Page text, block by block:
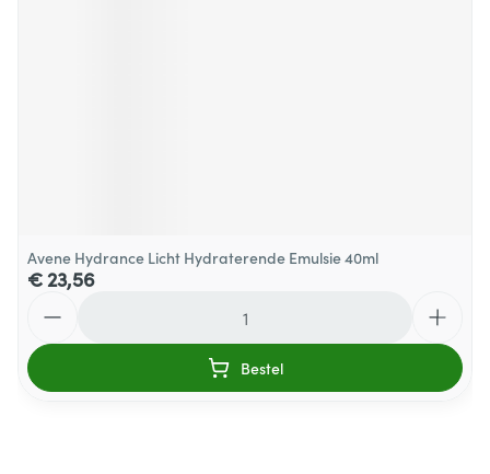
Avene Hydrance Licht Hydraterende Emulsie 40ml
€ 23,56
Bestel